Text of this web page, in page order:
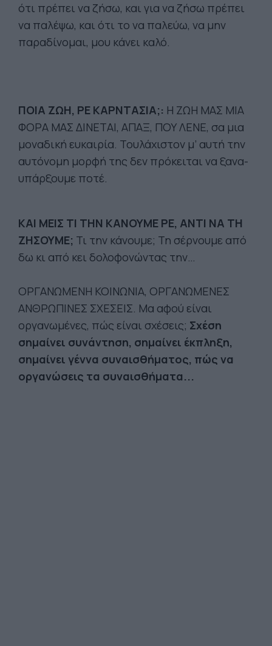
ότι πρέπει να ζήσω, και για να ζήσω πρέπει
να παλέψω, και ότι το να παλεύω, να μην
παραδίνομαι, μου κάνει καλό.
ΠΟΙΑ ΖΩΗ, ΡΕ ΚΑΡΝΤΑΣΙΑ;: Η ΖΩΗ ΜΑΣ ΜΙΑ
ΦΟΡΑ ΜΑΣ ΔΙΝΕΤΑΙ, ΑΠΑΞ, ΠΟΥ ΛΕΝΕ, σα μια
μοναδική ευκαιρία. Τουλάχιστον μ’ αυτή την
αυτόνομη μορφή της δεν πρόκειται να ξανα-
υπάρξουμε ποτέ.
ΚΑΙ ΜΕΙΣ ΤΙ ΤΗΝ ΚΑΝΟΥΜΕ ΡΕ, ΑΝΤΙ ΝΑ ΤΗ
ΖΗΣΟΥΜΕ; Τι την κάνουμε; Τη σέρνουμε από
δω κι από κει δολοφονώντας την…
ΟΡΓΑΝΩΜΕΝΗ ΚΟΙΝΩΝΙΑ, ΟΡΓΑΝΩΜΕΝΕΣ
ΑΝΘΡΩΠΙΝΕΣ ΣΧΕΣΕΙΣ. Μα αφού είναι
οργανωμένες, πώς είναι σχέσεις; Σχέση
σημαίνει συνάντηση, σημαίνει έκπληξη,
σημαίνει γέννα συναισθήματος, πώς να
οργανώσεις τα συναισθήματα...